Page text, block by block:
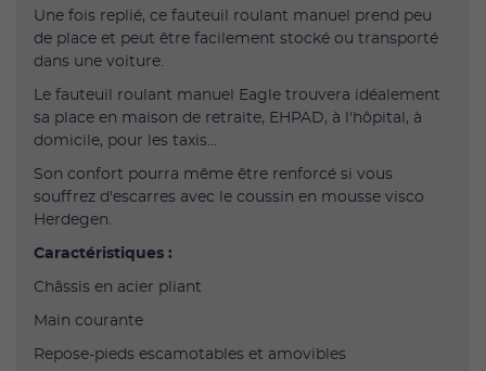
Une fois replié, ce fauteuil roulant manuel prend peu
de place et peut être facilement stocké ou transporté
dans une voiture.
Le fauteuil roulant manuel Eagle trouvera idéalement
sa place en maison de retraite, EHPAD, à l'hôpital, à
domicile, pour les taxis...
Son confort pourra même être renforcé si vous
souffrez d'escarres avec le coussin en mousse visco
Herdegen.
Caractéristiques :
Châssis en acier pliant
Main courante
Repose-pieds escamotables et amovibles